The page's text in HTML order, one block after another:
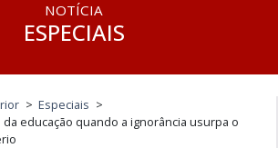
NOTÍCIA
ESPECIAIS
> Especiais >
da educação quando a ignorância usurpa o